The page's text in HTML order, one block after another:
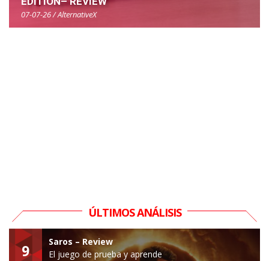
07-07-26 / AlternativeX
ÚLTIMOS ANÁLISIS
9
Saros – Review
El juego de prueba y aprende